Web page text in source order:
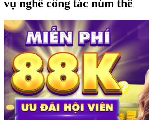
vụ nghề công tác núm thể